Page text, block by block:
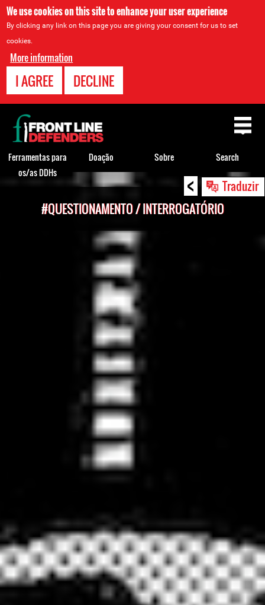
We use cookies on this site to enhance your user experience
By clicking any link on this page you are giving your consent for us to set
cookies.
More information
I AGREE DECLINE
< Traduzir
Back
#QUESTIONAMENTO / INTERROGATÓRIO
Back
to
top
Ferramentas para
os/as DDHs
Doação Sobre Search